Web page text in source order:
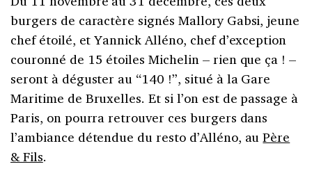
burgers de caractère signés Mallory Gabsi, jeune
chef étoilé, et Yannick Alléno, chef d’exception
couronné de 15 étoiles Michelin – rien que ça ! –
seront à déguster au “140 !”, situé à la Gare
Maritime de Bruxelles. Et si l’on est de passage à
Paris, on pourra retrouver ces burgers dans
l’ambiance détendue du resto d’Alléno, auPère
& Fils.